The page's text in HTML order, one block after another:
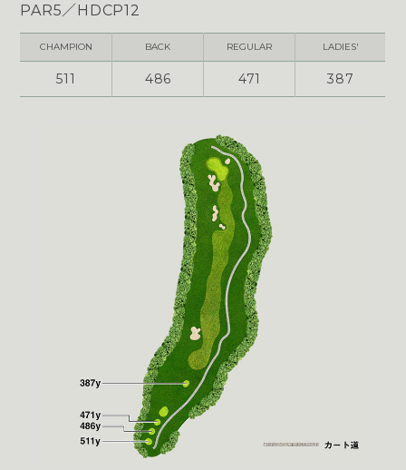
PAR5／HDCP12
CHAMPION BACK REGULAR LADIES'
511 486 471 387